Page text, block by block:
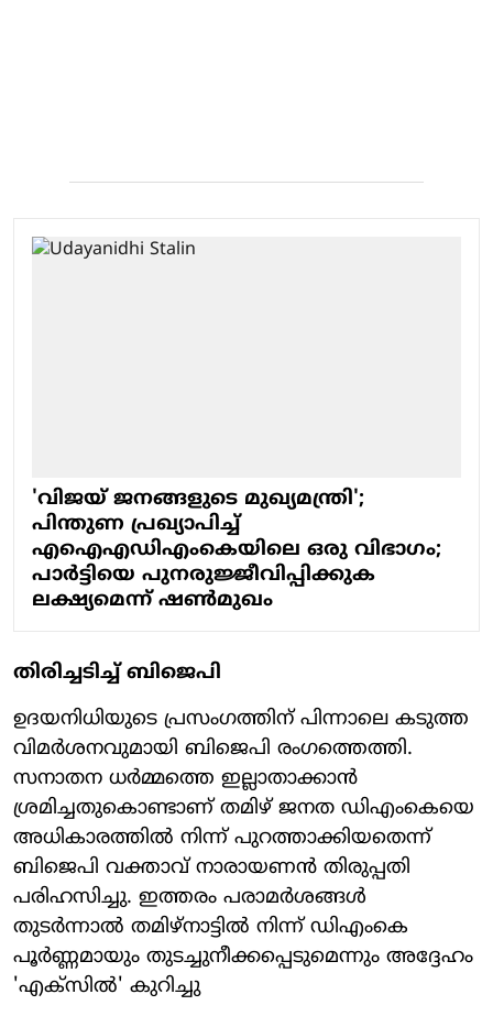
'വിജയ് ജനങ്ങളുടെ മുഖ്യമന്ത്രി';
പിന്തുണ പ്രഖ്യാപിച്ച്
എഐഎഡിഎംകെയിലെ ഒരു വിഭാഗം;
പാര്‍ട്ടിയെ പുനരുജ്ജീവിപ്പിക്കുക
ലക്ഷ്യമെന്ന് ഷണ്‍മുഖം
തിരിച്ചടിച്ച് ബിജെപി
ഉദയനിധിയുടെ പ്രസംഗത്തിന് പിന്നാലെ കടുത്ത
വിമർശനവുമായി ബിജെപി രംഗത്തെത്തി.
സനാതന ധർമ്മത്തെ ഇല്ലാതാക്കാൻ
ശ്രമിച്ചതുകൊണ്ടാണ് തമിഴ് ജനത ഡിഎംകെയെ
അധികാരത്തിൽ നിന്ന് പുറത്താക്കിയതെന്ന്
ബിജെപി വക്താവ് നാരായണൻ തിരുപ്പതി
പരിഹസിച്ചു. ഇത്തരം പരാമർശങ്ങൾ
തുടർന്നാൽ തമിഴ്‌നാട്ടിൽ നിന്ന് ഡിഎംകെ
പൂർണ്ണമായും തുടച്ചുനീക്കപ്പെടുമെന്നും അദ്ദേഹം
'എക്സിൽ' കുറിച്ചു